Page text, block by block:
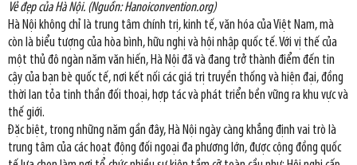
Vẻ đẹp của Hà Nội. (Nguồn: Hanoiconvention.org)
Hà Nội không chỉ là trung tâm chính trị, kinh tế, văn hóa của Việt Nam, mà
còn là biểu tượng của hòa bình, hữu nghị và hội nhập quốc tế. Với vị thế của
một thủ đô ngàn năm văn hiến, Hà Nội đã và đang trở thành điểm đến tin
cậy của bạn bè quốc tế, nơi kết nối các giá trị truyền thống và hiện đại, đồng
thời lan tỏa tinh thần đối thoại, hợp tác và phát triển bền vững ra khu vực và
thế giới.
Đặc biệt, trong những năm gần đây, Hà Nội ngày càng khẳng định vai trò là
trung tâm của các hoạt động đối ngoại đa phương lớn, được cộng đồng quốc